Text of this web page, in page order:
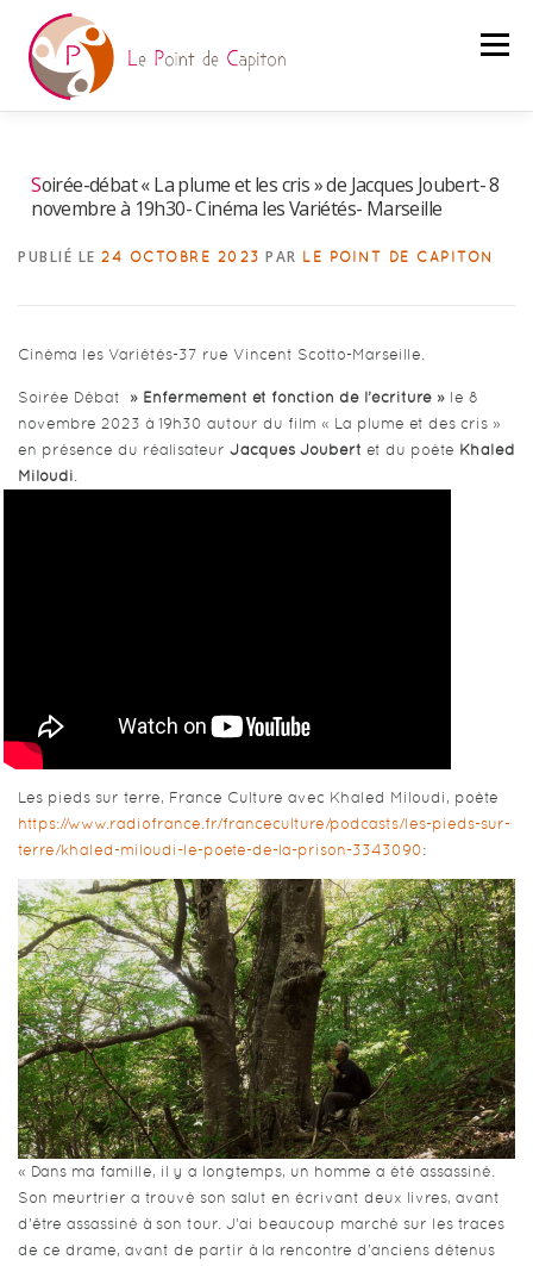
contenu
Menu
COLLOQUES
Soirée-débat « La plume et les cris » de Jacques Joubert- 8
novembre à 19h30- Cinéma les Variétés- Marseille
PUBLIÉ LE 24 OCTOBRE 2023 PAR LE POINT DE CAPITON
Cinéma les Variétés-37 rue Vincent Scotto-Marseille.
Soirée Débat » Enfermement et fonction de l’écriture » le 8
novembre 2023 à 19h30 autour du film « La plume et des cris »
en présence du réalisateur Jacques Joubert et du poète Khaled
Miloudi
Les pieds sur terre, France Culture avec Khaled Miloudi, poète
https://www.radiofrance.fr/franceculture/podcasts/les-pieds-sur-
terre/khaled-miloudi-le-poete-de-la-prison-3343090:
« Dans ma famille, il y a longtemps, un homme a été assassiné.
Son meurtrier a trouvé son salut en écrivant deux livres, avant
d’être assassiné à son tour. J’ai beaucoup marché sur les traces
de ce drame, avant de partir à la rencontre d’anciens détenus